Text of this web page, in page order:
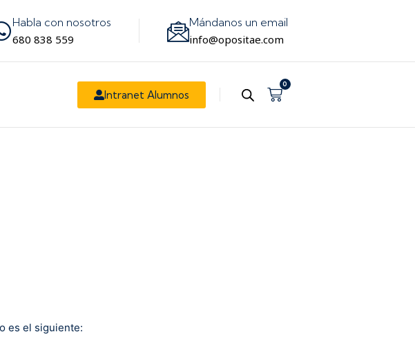
en Instagram
Habla con nosotros
680 838 559
Mándanos un email
info@opositae.com
Intranet Alumnos
0
Carrito
es el siguiente: